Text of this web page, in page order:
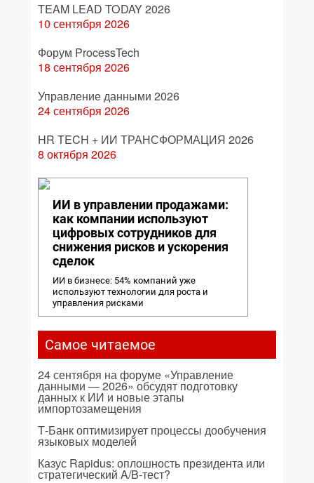
TEAM LEAD TODAY 2026
10 сентября 2026
Форум ProcessTech
18 сентября 2026
Управление данными 2026
24 сентября 2026
HR TECH + ИИ ТРАНСФОРМАЦИЯ 2026
8 октября 2026
ИИ в управлении продажами:
как компании используют
цифровых сотрудников для
снижения рисков и ускорения
сделок
ИИ в бизнесе: 54% компаний уже
используют технологии для роста и
управления рисками
Самое читаемое
24 сентября на форуме «Управление
данными — 2026» обсудят подготовку
данных к ИИ и новые этапы
импортозамещения
Т-Банк оптимизирует процессы дообучения
языковых моделей
Казус Rapidus: оплошность президента или
стратегический A/B-тест?